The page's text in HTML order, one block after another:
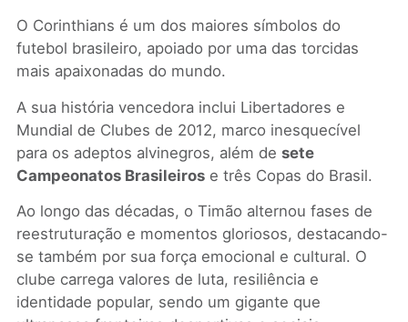
O Corinthians é um dos maiores símbolos do
futebol brasileiro, apoiado por uma das torcidas
mais apaixonadas do mundo.
A sua história vencedora inclui Libertadores e
Mundial de Clubes de 2012, marco inesquecível
para os adeptos alvinegros, além de sete
Campeonatos Brasileirose três Copas do Brasil.
Ao longo das décadas, o Timão alternou fases de
reestruturação e momentos gloriosos, destacando-
se também por sua força emocional e cultural. O
clube carrega valores de luta, resiliência e
identidade popular, sendo um gigante que